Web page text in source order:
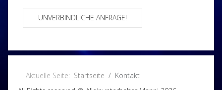
UNVERBINDLICHE ANFRAGE!
Aktuelle Seite: Startseite
Kontakt